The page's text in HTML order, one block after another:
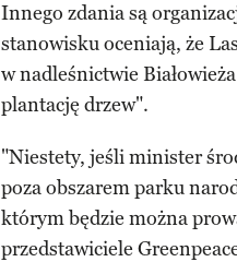
Innego zdania są
stanowisku oceniają, że
w nadleśnictwie
plantację drzew".
"Niestety, jeśli minister
poza obszarem parku
którym będzie można
przedstawiciele